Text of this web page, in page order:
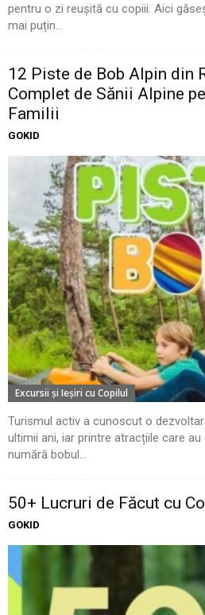
pentru o zi reușită cu copiii. Aici
mai puțin...
12 Piste de Bob Alpin din
Complet de Sănii Alpine
Familii
GOKID
Excursii şi Ieşiri cu Copilul
Turismul activ a cunoscut o
ultimii ani, iar printre atracțiile care
numără bobul...
50+ Lucruri de Făcut cu
GOKID